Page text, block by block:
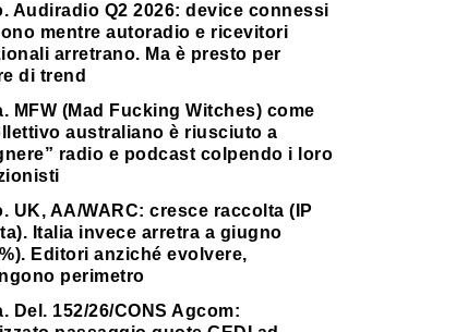
Audiradio Q2 2026: device connessi
mentre autoradio e ricevitori
arretrano. Ma è presto per
di trend
MFW (Mad Fucking Witches) come
australiano è riusciuto a
radio e podcast colpendo i loro
UK, AA/WARC: cresce raccolta (IP
Italia invece arretra a giugno
Editori anziché evolvere,
perimetro
Del. 152/26/CONS Agcom: